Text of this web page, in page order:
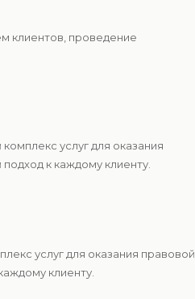
клиентов, проведение
услуг для оказания
к каждому клиенту.
услуг для оказания правовой
клиенту.